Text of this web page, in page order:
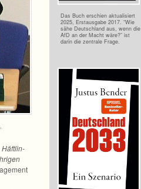
Häft­lin­
Das Buch erschien aktua­li­siert
2025, Erst­aus­gabe 2017. “Wie
sähe Deutsch­land aus, wenn die
AfD an der Macht wäre?” ist
darin die zen­trale Frage.